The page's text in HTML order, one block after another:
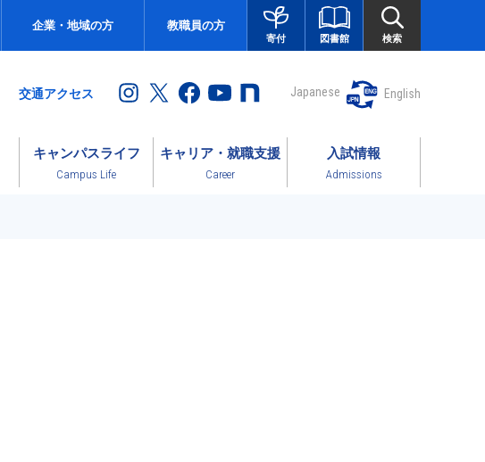
企業・地域の方 教職員の方
寄付 図書館 検索
交通アクセス Japanese English
キャンパスライフ
Campus Life
キャリア・就職支援
Career
入試情報
Admissions